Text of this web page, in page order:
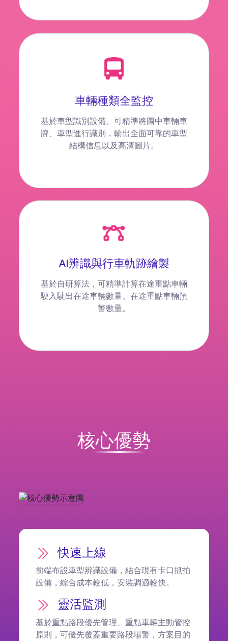
車輛種類全監控
基於車型識別設備。可精準將圖中車輛車
牌、車型進行識別，輸出全面可靠的車型
結構信息以及高清圖片。
AI辨識與行車軌跡繪製
基於自研算法，可精準計算在途重點車輛
駛入駛出在途車輛數量、在途重點車輛預
警數量。
核心優勢
快速上線
前端布設車型辨識設備，結合現有卡口抓拍
設備，綜合成本較低，安裝調適較快。
靈活監測
基於重點路段優先管理、重點車輛主動管控
原則，可優先覆蓋重要路段場警，方案目的